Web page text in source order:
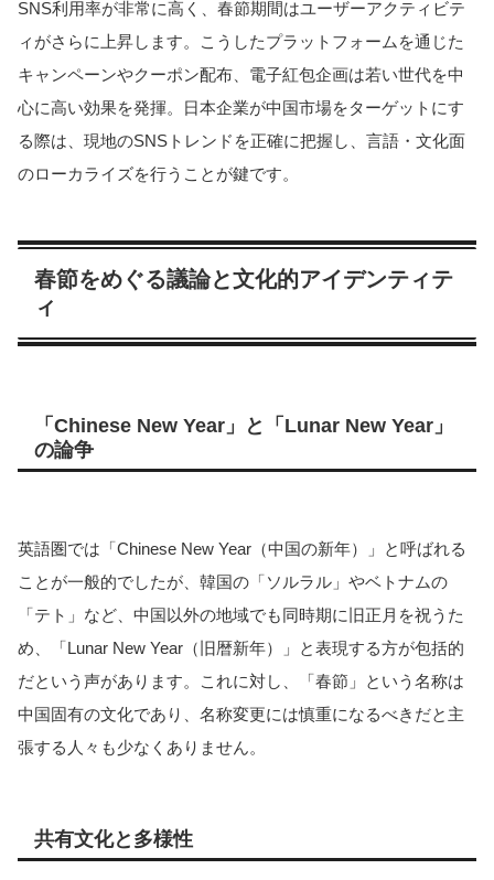
SNS利用率が非常に高く、春節期間はユーザーアクティビテ
ィがさらに上昇します。こうしたプラットフォームを通じた
キャンペーンやクーポン配布、電子紅包企画は若い世代を中
心に高い効果を発揮。日本企業が中国市場をターゲットにす
る際は、現地のSNSトレンドを正確に把握し、言語・文化面
のローカライズを行うことが鍵です。
春節をめぐる議論と文化的アイデンティテ
ィ
「Chinese New Year」と「Lunar New Year」
の論争
英語圏では「Chinese New Year（中国の新年）」と呼ばれる
ことが一般的でしたが、韓国の「ソルラル」やベトナムの
「テト」など、中国以外の地域でも同時期に旧正月を祝うた
め、「Lunar New Year（旧暦新年）」と表現する方が包括的
だという声があります。これに対し、「春節」という名称は
中国固有の文化であり、名称変更には慎重になるべきだと主
張する人々も少なくありません。
共有文化と多様性